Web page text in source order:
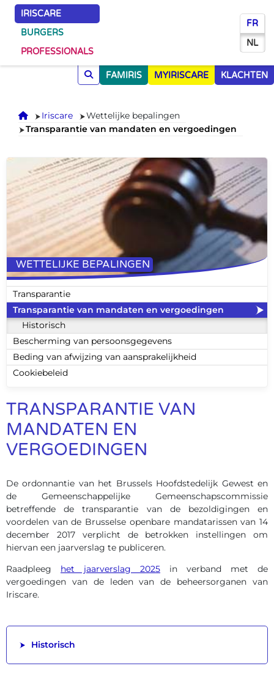
IRISCARE
BURGERS
PROFESSIONALS
FR
NL
FAMIRIS MYIRISCARE KLACHTEN
Onthaal
Iriscare
Wettelijke bepalingen
Transparantie van mandaten en vergoedingen
WETTELIJKE BEPALINGEN
Transparantie
Transparantie van mandaten en vergoedingen
Historisch
Bescherming van persoonsgegevens
Beding van afwijzing van aansprakelijkheid
Cookiebeleid
TRANSPARANTIE VAN
MANDATEN EN
VERGOEDINGEN
De ordonnantie van het Brussels Hoofdstedelijk Gewest en
de Gemeenschappelijke Gemeenschapscommissie
betreffende de transparantie van de bezoldigingen en
voordelen van de Brusselse openbare mandatarissen van 14
december 2017 verplicht de betrokken instellingen om
hiervan een jaarverslag te publiceren.
Raadpleeg het jaarverslag 2025 in verband met de
vergoedingen van de leden van de beheersorganen van
Iriscare.
Historisch